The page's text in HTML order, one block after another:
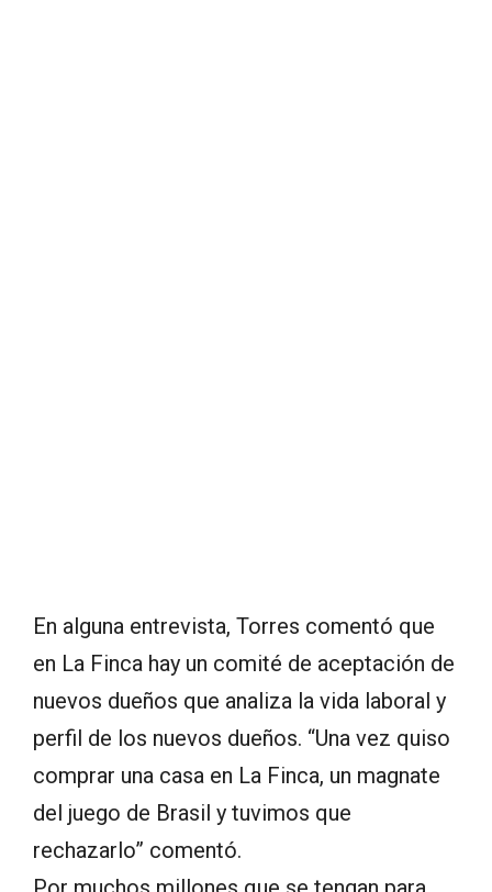
En alguna entrevista, Torres comentó que
en La Finca hay un comité de aceptación de
nuevos dueños que analiza la vida laboral y
perfil de los nuevos dueños. “Una vez quiso
comprar una casa en La Finca, un magnate
del juego de Brasil y tuvimos que
rechazarlo” comentó.